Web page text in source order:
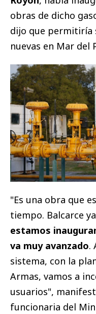
obras de dicho
dijo que permitiría
nuevas en Mar del
"Es una obra que
tiempo. Balcarce
estamos
va muy avanzado.
sistema, con la
Armas, vamos a
usuarios",
funcionaria del